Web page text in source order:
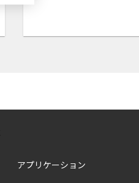
アプリケーション